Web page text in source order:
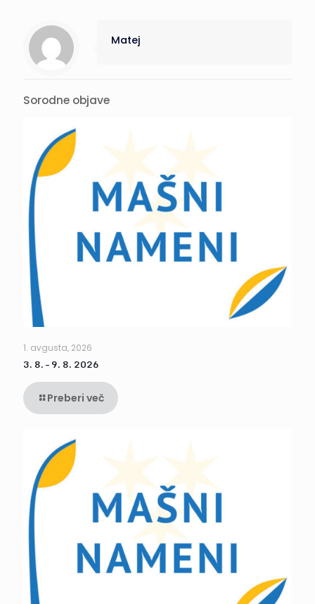
Matej
Sorodne objave
1. avgusta, 2026
3. 8. – 9. 8. 2026
Preberi več